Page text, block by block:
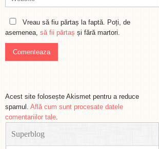
Vreau să fiu părtaș la faptă. Poți, de
asemenea, să fii părtaș și fără martori.
Acest site folosește Akismet pentru a reduce
spamul. Află cum sunt procesate datele
comentariilor tale.
Superblog